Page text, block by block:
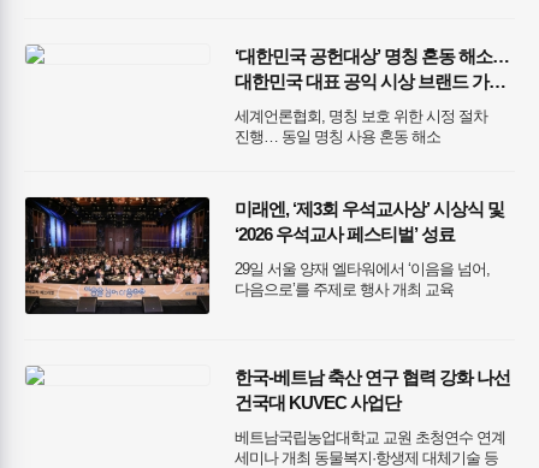
‘대한민국 공헌대상’ 명칭 혼동 해소…
대한민국 대표 공익 시상 브랜드 가치
다시 확인
세계언론협회, 명칭 보호 위한 시정 절차
진행… 동일 명칭 사용 혼동 해소
미래엔, ‘제3회 우석교사상’ 시상식 및
‘2026 우석교사 페스티벌’ 성료
29일 서울 양재 엘타워에서 ‘이음을 넘어,
다음으로’를 주제로 행사 개최 교육
한국-베트남 축산 연구 협력 강화 나선
건국대 KUVEC 사업단
베트남국립농업대학교 교원 초청연수 연계
세미나 개최 동물복지·항생제 대체기술 등